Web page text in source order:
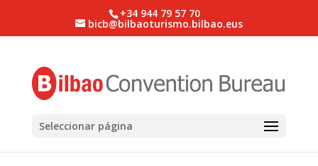
+34 944 79 57 70
bicb@bilbaoturismo.bilbao.eus
Seleccionar página